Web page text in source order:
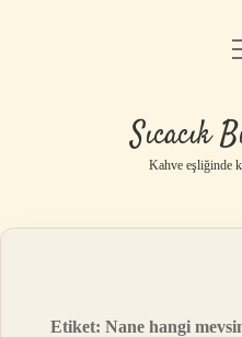
Sıcacık
Kahve eşliğinde
Etiket:Nane hangi